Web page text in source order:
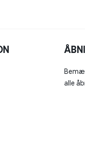
alle